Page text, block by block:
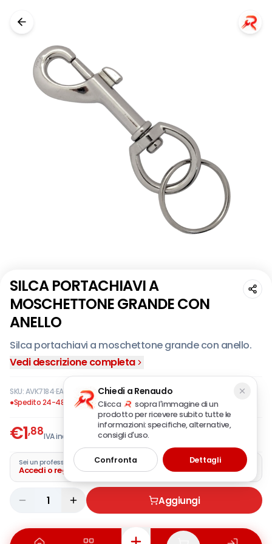
SILCA PORTACHIAVI A
MOSCHETTONE GRANDE CON
ANELLO
Silca portachiavi a moschettone grande con anello.
Vedi descrizione completa
SKU:AVK7184·EAN:
8003737909884
●Spedito 24-48 ore
€1,88IVA incl.
Sei un professionista?
Accedi o registra la tua azienda
1 Aggiungi
Chiedi a Renaudo
Clicca
sopra l'immagine di un
prodotto per ricevere subito tutte le
informazioni: specifiche, alternative,
consigli d'uso.
Confronta Dettagli